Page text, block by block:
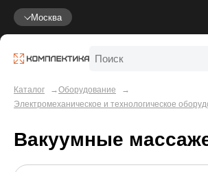
Москва
Каталог
Оборудование
Электромеханическое и технологическое
Вакуумные